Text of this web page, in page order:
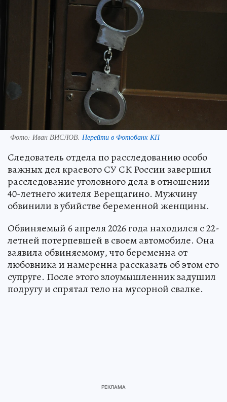
Фото: Иван ВИСЛОВ. Перейти в Фотобанк КП
Следователь отдела по расследованию особо
важных дел краевого СУ СК России завершил
расследование уголовного дела в отношении
40-летнего жителя Верещагино. Мужчину
обвинили в убийстве беременной женщины.
Обвиняемый 6 апреля 2026 года находился с 22-
летней потерпевшей в своем автомобиле. Она
заявила обвиняемому, что беременна от
любовника и намеренна рассказать об этом его
супруге. После этого злоумышленник задушил
подругу и спрятал тело на мусорной свалке.